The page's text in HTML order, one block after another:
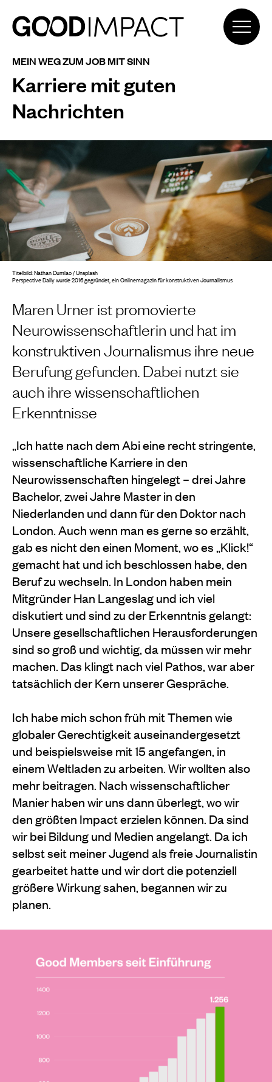
MEIN WEG ZUM JOB MIT SINN
Karriere mit guten
Nachrichten
Maren Urner ist promovierte
Neurowissenschaftlerin und hat im
konstruktiven Journalismus ihre neue
Berufung gefunden. Dabei nutzt sie
auch ihre wissenschaftlichen
Erkenntnisse
„Ich hatte nach dem Abi eine recht stringente,
wissenschaftliche Karriere in den
Neurowissenschaften hingelegt – drei Jahre
Bachelor, zwei Jahre Master in den
Niederlanden und dann für den Doktor nach
London. Auch wenn man es gerne so erzählt,
gab es nicht den einen Moment, wo es „Klick!“
gemacht hat und ich beschlossen habe, den
Beruf zu wechseln. In London haben mein
Mitgründer Han Langeslag und ich viel
diskutiert und sind zu der Erkenntnis gelangt:
Unsere gesellschaftlichen Herausforderungen
sind so groß und wichtig, da müssen wir mehr
machen. Das klingt nach viel Pathos, war aber
tatsächlich der Kern unserer Gespräche.
Ich habe mich schon früh mit Themen wie
globaler Gerechtigkeit auseinandergesetzt
und beispielsweise mit 15 angefangen, in
einem Weltladen zu arbeiten. Wir wollten also
mehr beitragen. Nach wissenschaftlicher
Manier haben wir uns dann überlegt, wo wir
den größten Impact erzielen können. Da sind
wir bei Bildung und Medien angelangt. Da ich
selbst seit meiner Jugend als freie Journalistin
gearbeitet hatte und wir dort die potenziell
größere Wirkung sahen, begannen wir zu
planen.
Titelbild: Nathan Dumlao / Unsplash
Perspective Daily wurde 2016 gegründet, ein Onlinemagazin für konstruktiven Journalismus